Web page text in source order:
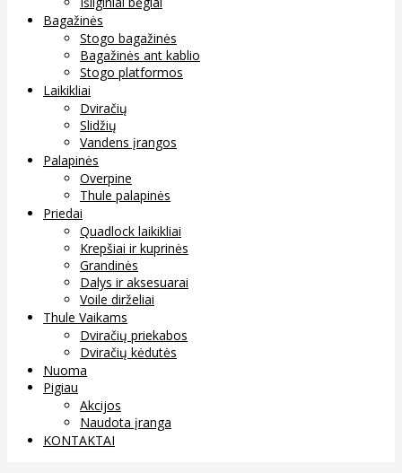
Bagažinės
Stogo bagažinės
Bagažinės ant kablio
Stogo platformos
Laikikliai
Dviračių
Slidžių
Vandens įrangos
Palapinės
Overpine
Thule palapinės
Priedai
Quadlock laikikliai
Krepšiai ir kuprinės
Grandinės
Dalys ir aksesuarai
Voile dirželiai
Thule Vaikams
Dviračių priekabos
Dviračių kėdutės
Nuoma
Pigiau
Akcijos
Naudota įranga
KONTAKTAI